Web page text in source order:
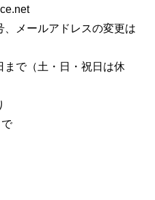
メールアドレスの変更は
で（土・日・祝日は休